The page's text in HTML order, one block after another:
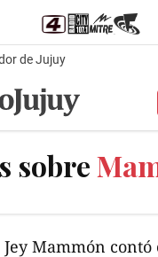
de Jujuy
sobre
Jey Mammón contó